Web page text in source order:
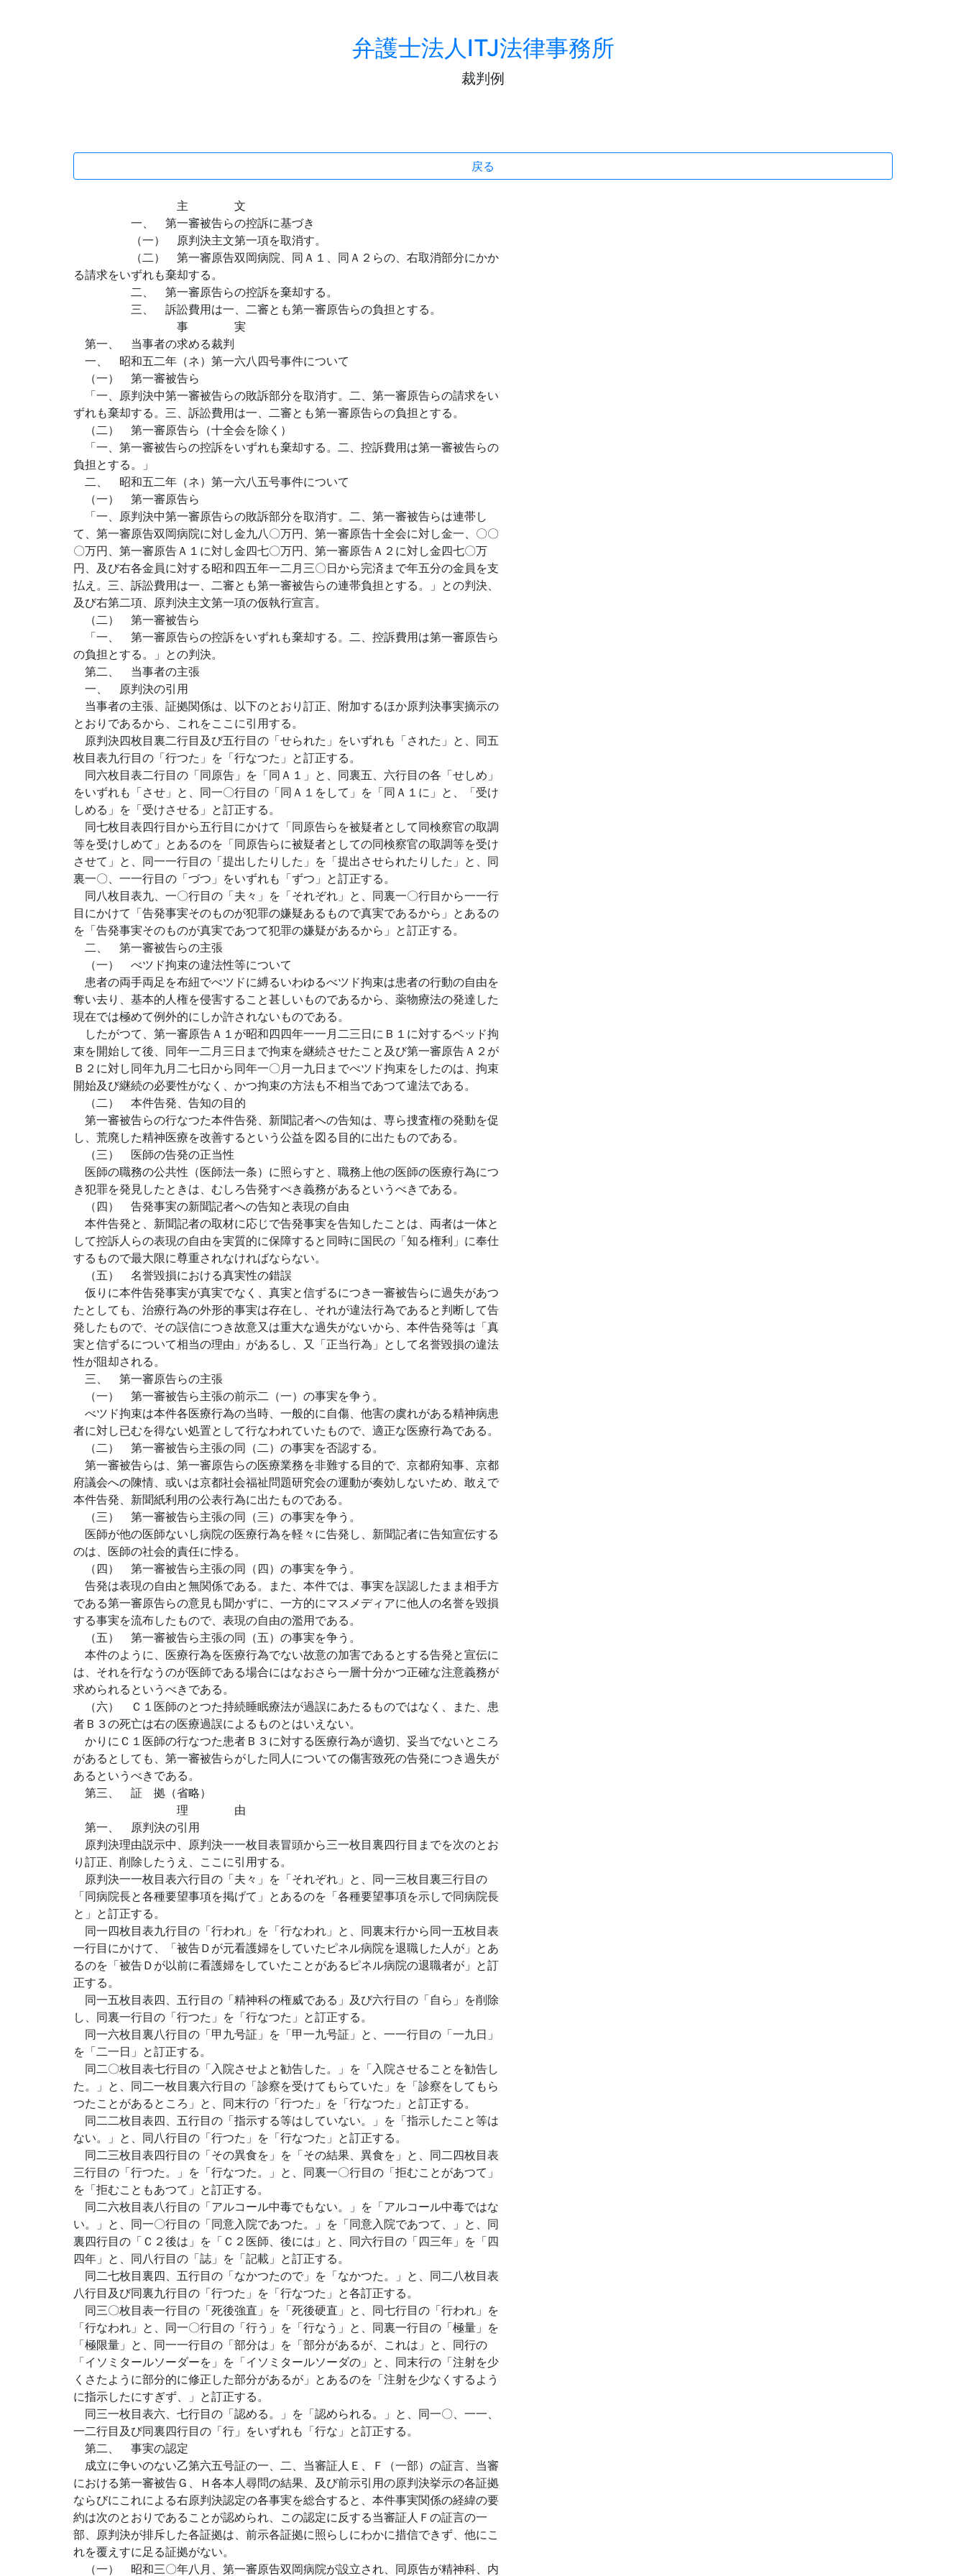
弁護士法人ITJ法律事務所
裁判例
戻る
主 文
一、 第一審被告らの控訴に基づき
（一） 原判決主文第一項を取消す。
（二） 第一審原告双岡病院、同Ａ１、同Ａ２らの、右取消部分にかか
る請求をいずれも棄却する。
二、 第一審原告らの控訴を棄却する。
三、 訴訟費用は一、二審とも第一審原告らの負担とする。
事 実
第一、 当事者の求める裁判
一、 昭和五二年（ネ）第一六八四号事件について
（一） 第一審被告ら
「一、原判決中第一審被告らの敗訴部分を取消す。二、第一審原告らの請求をい
ずれも棄却する。三、訴訟費用は一、二審とも第一審原告らの負担とする。
（二） 第一審原告ら（十全会を除く）
「一、第一審被告らの控訴をいずれも棄却する。二、控訴費用は第一審被告らの
負担とする。」
二、 昭和五二年（ネ）第一六八五号事件について
（一） 第一審原告ら
「一、原判決中第一審原告らの敗訴部分を取消す。二、第一審被告らは連帯し
て、第一審原告双岡病院に対し金九八〇万円、第一審原告十全会に対し金一、〇〇
〇万円、第一審原告Ａ１に対し金四七〇万円、第一審原告Ａ２に対し金四七〇万
円、及び右各金員に対する昭和四五年一二月三〇日から完済まで年五分の金員を支
払え。三、訴訟費用は一、二審とも第一審被告らの連帯負担とする。」との判決、
及び右第二項、原判決主文第一項の仮執行宣言。
（二） 第一審被告ら
「一、 第一審原告らの控訴をいずれも棄却する。二、控訴費用は第一審原告ら
の負担とする。」との判決。
第二、 当事者の主張
一、 原判決の引用
当事者の主張、証拠関係は、以下のとおり訂正、附加するほか原判決事実摘示の
とおりであるから、これをここに引用する。
原判決四枚目裏二行目及び五行目の「せられた」をいずれも「された」と、同五
枚目表九行目の「行つた」を「行なつた」と訂正する。
同六枚目表二行目の「同原告」を「同Ａ１」と、同裏五、六行目の各「せしめ」
をいずれも「させ」と、同一〇行目の「同Ａ１をして」を「同Ａ１に」と、「受け
しめる」を「受けさせる」と訂正する。
同七枚目表四行目から五行目にかけて「同原告らを被疑者として同検察官の取調
等を受けしめて」とあるのを「同原告らに被疑者としての同検察官の取調等を受け
させて」と、同一一行目の「提出したりした」を「提出させられたりした」と、同
裏一〇、一一行目の「づつ」をいずれも「ずつ」と訂正する。
同八枚目表九、一〇行目の「夫々」を「それぞれ」と、同裏一〇行目から一一行
目にかけて「告発事実そのものが犯罪の嫌疑あるもので真実であるから」とあるの
を「告発事実そのものが真実であつて犯罪の嫌疑があるから」と訂正する。
二、 第一審被告らの主張
（一） べツド拘束の違法性等について
患者の両手両足を布紐でべツドに縛るいわゆるべツド拘束は患者の行動の自由を
奪い去り、基本的人権を侵害すること甚しいものであるから、薬物療法の発達した
現在では極めて例外的にしか許されないものである。
したがつて、第一審原告Ａ１が昭和四四年一一月二三日にＢ１に対するベッド拘
束を開始して後、同年一二月三日まで拘束を継続させたこと及び第一審原告Ａ２が
Ｂ２に対し同年九月二七日から同年一〇月一九日までべツド拘束をしたのは、拘束
開始及び継続の必要性がなく、かつ拘束の方法も不相当であつて違法である。
（二） 本件告発、告知の目的
第一審被告らの行なつた本件告発、新聞記者への告知は、専ら捜査権の発動を促
し、荒廃した精神医療を改善するという公益を図る目的に出たものである。
（三） 医師の告発の正当性
医師の職務の公共性（医師法一条）に照らすと、職務上他の医師の医療行為につ
き犯罪を発見したときは、むしろ告発すべき義務があるというべきである。
（四） 告発事実の新聞記者への告知と表現の自由
本件告発と、新聞記者の取材に応じで告発事実を告知したことは、両者は一体と
して控訴人らの表現の自由を実質的に保障すると同時に国民の「知る権利」に奉仕
するもので最大限に尊重されなければならない。
（五） 名誉毀損における真実性の錯誤
仮りに本件告発事実が真実でなく、真実と信ずるにつき一審被告らに過失があつ
たとしても、治療行為の外形的事実は存在し、それが違法行為であると判断して告
発したもので、その誤信につき故意又は重大な過失がないから、本件告発等は「真
実と信ずるについて相当の理由」があるし、又「正当行為」として名誉毀損の違法
性が阻却される。
三、 第一審原告らの主張
（一） 第一審被告ら主張の前示二（一）の事実を争う。
べツド拘束は本件各医療行為の当時、一般的に自傷、他害の虞れがある精神病患
者に対し已むを得ない処置として行なわれていたもので、適正な医療行為である。
（二） 第一審被告ら主張の同（二）の事実を否認する。
第一審被告らは、第一審原告らの医療業務を非難する目的で、京都府知事、京都
府議会への陳情、或いは京都社会福祉問題研究会の運動が奏効しないため、敢えで
本件告発、新聞紙利用の公表行為に出たものである。
（三） 第一審被告ら主張の同（三）の事実を争う。
医師が他の医師ないし病院の医療行為を軽々に告発し、新聞記者に告知宣伝する
のは、医師の社会的責任に悖る。
（四） 第一審被告ら主張の同（四）の事実を争う。
告発は表現の自由と無関係である。また、本件では、事実を誤認したまま相手方
である第一審原告らの意見も聞かずに、一方的にマスメディアに他人の名誉を毀損
する事実を流布したもので、表現の自由の濫用である。
（五） 第一審被告ら主張の同（五）の事実を争う。
本件のように、医療行為を医療行為でない故意の加害であるとする告発と宣伝に
は、それを行なうのが医師である場合にはなおさら一層十分かつ正確な注意義務が
求められるというべきである。
（六） Ｃ１医師のとつた持続睡眠療法が過誤にあたるものではなく、また、患
者Ｂ３の死亡は右の医療過誤によるものとはいえない。
かりにＣ１医師の行なつた患者Ｂ３に対する医療行為が適切、妥当でないところ
があるとしても、第一審被告らがした同人についての傷害致死の告発につき過失が
あるというべきである。
第三、 証 拠（省略）
理 由
第一、 原判決の引用
原判決理由説示中、原判決一一枚目表冒頭から三一枚目裏四行目までを次のとお
り訂正、削除したうえ、ここに引用する。
原判決一一枚目表六行目の「夫々」を「それぞれ」と、同一三枚目裏三行目の
「同病院長と各種要望事項を掲げて」とあるのを「各種要望事項を示しで同病院長
と」と訂正する。
同一四枚目表九行目の「行われ」を「行なわれ」と、同裏末行から同一五枚目表
一行目にかけて、「被告Ｄが元看護婦をしていたピネル病院を退職した人が」とあ
るのを「被告Ｄが以前に看護婦をしていたことがあるピネル病院の退職者が」と訂
正する。
同一五枚目表四、五行目の「精神科の権威である」及び六行目の「自ら」を削除
し、同裏一行目の「行つた」を「行なつた」と訂正する。
同一六枚目裏八行目の「甲九号証」を「甲一九号証」と、一一行目の「一九日」
を「二一日」と訂正する。
同二〇枚目表七行目の「入院させよと勧告した。」を「入院させることを勧告し
た。」と、同二一枚目裏六行目の「診察を受けてもらていた」を「診察をしてもら
つたことがあるところ」と、同末行の「行つた」を「行なつた」と訂正する。
同二二枚目表四、五行目の「指示する等はしていない。」を「指示したこと等は
ない。」と、同八行目の「行つた」を「行なつた」と訂正する。
同二三枚目表四行目の「その異食を」を「その結果、異食を」と、同二四枚目表
三行目の「行つた。」を「行なつた。」と、同裏一〇行目の「拒むことがあつて」
を「拒むこともあつて」と訂正する。
同二六枚目表八行目の「アルコール中毒でもない。」を「アルコール中毒ではな
い。」と、同一〇行目の「同意入院であつた。」を「同意入院であつて、」と、同
裏四行目の「Ｃ２後は」を「Ｃ２医師、後には」と、同六行目の「四三年」を「四
四年」と、同八行目の「誌」を「記載」と訂正する。
同二七枚目裏四、五行目の「なかつたので」を「なかつた。」と、同二八枚目表
八行目及び同裏九行目の「行つた」を「行なつた」と各訂正する。
同三〇枚目表一行目の「死後強直」を「死後硬直」と、同七行目の「行われ」を
「行なわれ」と、同一〇行目の「行う」を「行なう」と、同裏一行目の「極量」を
「極限量」と、同一一行目の「部分は」を「部分があるが、これは」と、同行の
「イソミタールソーダーを」を「イソミタールソーダの」と、同末行の「注射を少
くさたように部分的に修正した部分があるが」とあるのを「注射を少なくするよう
に指示したにすぎず、」と訂正する。
同三一枚目表六、七行目の「認める。」を「認められる。」と、同一〇、一一、
一二行目及び同裏四行目の「行」をいずれも「行な」と訂正する。
第二、 事実の認定
成立に争いのない乙第六五号証の一、二、当審証人Ｅ、Ｆ（一部）の証言、当審
における第一審被告Ｇ、Ｈ各本人尋問の結果、及び前示引用の原判決挙示の各証拠
ならびにこれによる右原判決認定の各事実を総合すると、本件事実関係の経緯の要
約は次のとおりであることが認められ、この認定に反する当審証人Ｆの証言の一
部、原判決が排斥した各証拠は、前示各証拠に照らしにわかに措信できず、他にこ
れを覆えすに足る証拠がない。
（一） 昭和三〇年八月、第一審原告双岡病院が設立され、同原告が精神科、内